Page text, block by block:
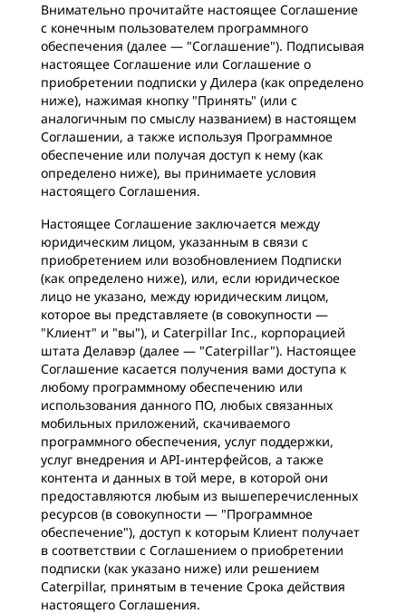
Внимательно прочитайте настоящее Соглашение
с конечным пользователем программного
обеспечения (далее — "Соглашение"). Подписывая
настоящее Соглашение или Соглашение о
приобретении подписки у Дилера (как определено
ниже), нажимая кнопку "Принять" (или с
аналогичным по смыслу названием) в настоящем
Соглашении, а также используя Программное
обеспечение или получая доступ к нему (как
определено ниже), вы принимаете условия
настоящего Соглашения.
Настоящее Соглашение заключается между
юридическим лицом, указанным в связи с
приобретением или возобновлением Подписки
(как определено ниже), или, если юридическое
лицо не указано, между юридическим лицом,
которое вы представляете (в совокупности —
"Клиент" и "вы"), и Caterpillar Inc., корпорацией
штата Делавэр (далее — "Caterpillar"). Настоящее
Соглашение касается получения вами доступа к
любому программному обеспечению или
использования данного ПО, любых связанных
мобильных приложений, скачиваемого
программного обеспечения, услуг поддержки,
услуг внедрения и API-интерфейсов, а также
контента и данных в той мере, в которой они
предоставляются любым из вышеперечисленных
ресурсов (в совокупности — "Программное
обеспечение"), доступ к которым Клиент получает
в соответствии с Соглашением о приобретении
подписки (как указано ниже) или решением
Caterpillar, принятым в течение Срока действия
настоящего Соглашения.